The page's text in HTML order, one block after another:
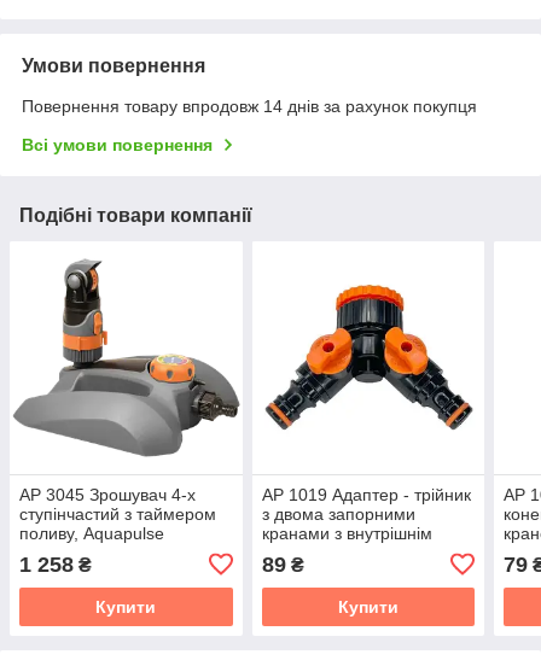
Умови повернення
Повернення товару впродовж 14 днів за рахунок покупця
Всі умови повернення
Подібні товари компанії
АР 3045 Зрошувач 4-х
ступінчастий з таймером
поливу, Aquapulse
1 258 ₴
Купити
АР 1019 Адаптер - трійник
з двома запорними
кранами з внутрішнім
редуктором 1" - 3/,
Aquapulse
89₴
Купити
АР
79